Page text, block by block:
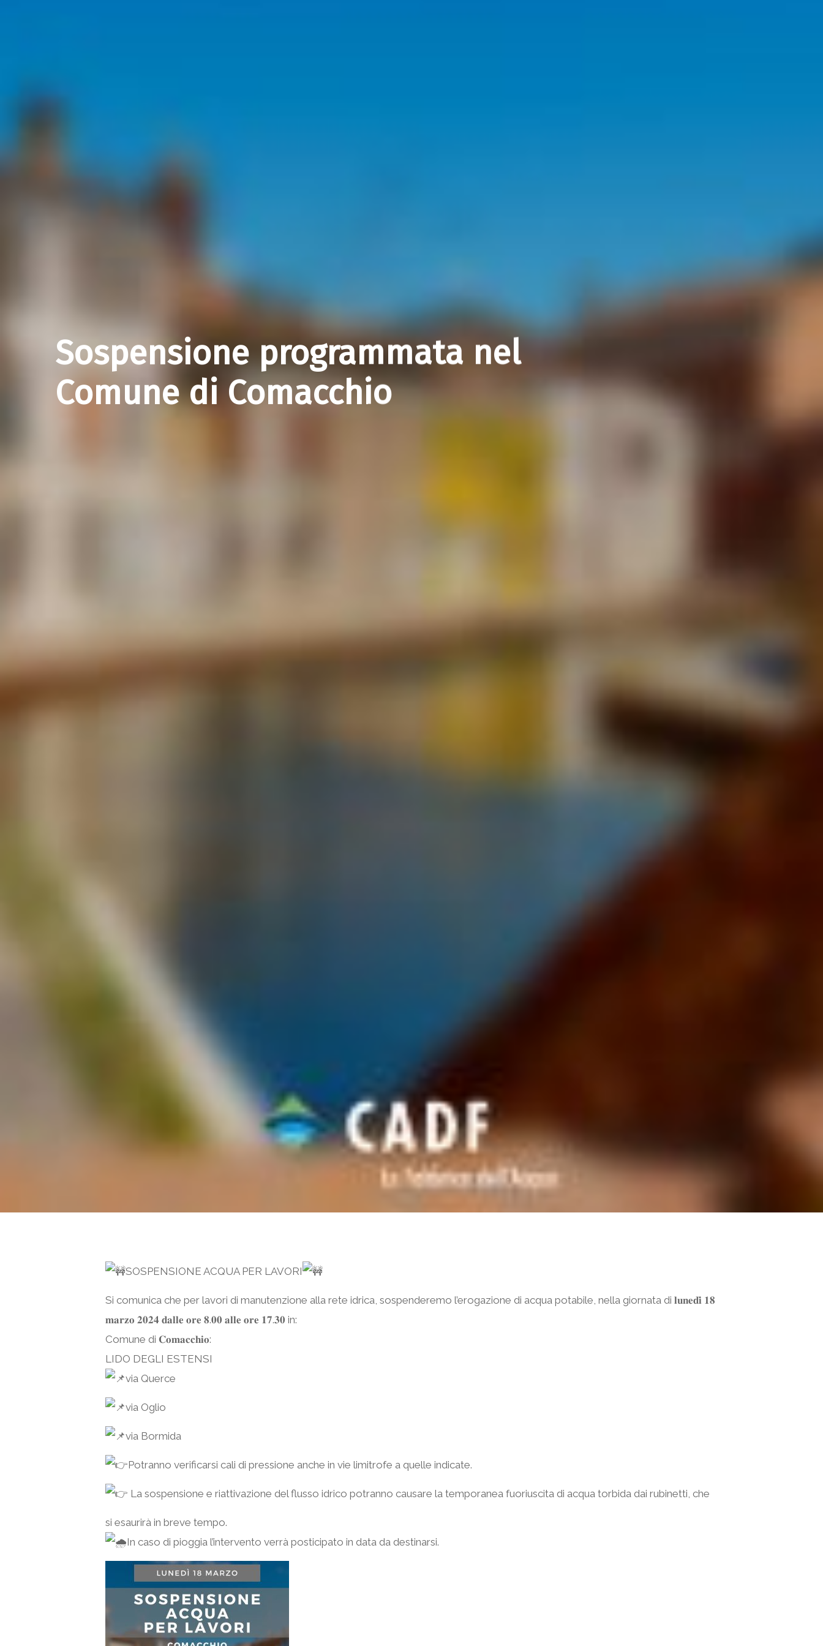
Sospensione programmata nel
Comune di Comacchio
SOSPENSIONE ACQUA PER LAVORI
Si comunica che per lavori di manutenzione alla rete idrica, sospenderemo l’erogazione di acqua potabile, nella giornata di 𝐥𝐮𝐧𝐞𝐝𝐢̀ 𝟏𝟖
𝐦𝐚𝐫𝐳𝐨 𝟐𝟎𝟐𝟒 𝐝𝐚𝐥𝐥𝐞 𝐨𝐫𝐞 𝟖.𝟎𝟎 𝐚𝐥𝐥𝐞 𝐨𝐫𝐞 𝟏𝟕.𝟑𝟎 in:
Comune di 𝐂𝐨𝐦𝐚𝐜𝐜𝐡𝐢𝐨:
LIDO DEGLI ESTENSI
via Querce
via Oglio
via Bormida
Potranno verificarsi cali di pressione anche in vie limitrofe a quelle indicate.
La sospensione e riattivazione del flusso idrico potranno causare la temporanea fuoriuscita di acqua torbida dai rubinetti, che
si esaurirà in breve tempo.
In caso di pioggia l’intervento verrà posticipato in data da destinarsi.